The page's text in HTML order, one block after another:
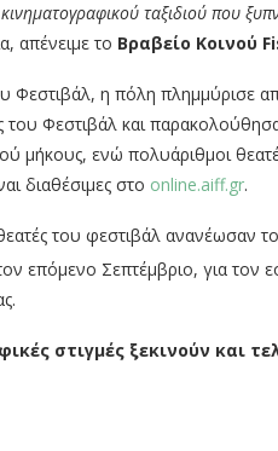
ταξιδιού που
απένειμε το Βραβείο Κοινού
Φεστιβάλ, η πόλη πλημμύρισε
του Φεστιβάλ και
μήκους, ενώ πολυάριθμοι
διαθέσιμες στο online.aiff.gr.
του φεστιβάλ ανανέωσαν
επόμενο Σεπτέμβριο, για τον
στιγμές ξεκινούν και